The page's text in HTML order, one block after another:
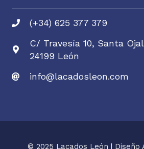
(+34) 625 377 379
C/ Travesía 10, Santa
24199 León
info@lacadosleon.com
© 2025 Lacados León | Diseño